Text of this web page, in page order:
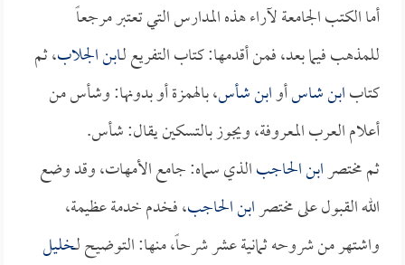
أما الكتب الجامعة لآراء هذه المدارس التي تعتبر مرجعاً
للمذهب فيما بعد، فمن أقدمها: كتاب التفريع لـابن الجلاب، ثم
كتابابن شاسأوابن شأس، بالهمزة أو بدونها: وشأس من
أعلام العرب المعروفة، ويجوز بالتسكين يقال: شأس.
ثم مختصرابن الحاجبالذي سماه: جامع الأمهات، وقد وضع
الله القبول على مختصرابن الحاجب، فخدم خدمة عظيمة،
واشتهر من شروحه ثمانية عشر شرحاً، منها: التوضيح لـخليل